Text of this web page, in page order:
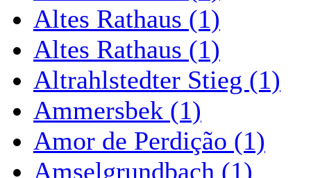
Altes Rathaus (1)
Altes Rathaus (1)
Altrahlstedter Stieg (1)
Ammersbek (1)
Amor de Perdição (1)
Amselgrundbach (1)